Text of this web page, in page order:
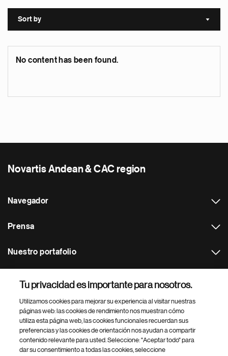
Sort by Sort
No content has been found.
Novartis Andean & CAC region
Navegador
Prensa
Nuestro portafolio
Footer Site Search
Tu privacidad es importante para nosotros.
Utilizamos cookies para mejorar su experiencia al visitar nuestras
páginas web: las cookies de rendimiento nos muestran cómo
utiliza esta página web, las cookies funcionales recuerdan sus
preferencias y las cookies de orientación nos ayudan a compartir
contenido relevante para usted. Seleccione: "Aceptar todo" para
dar su consentimiento a todas las cookies, seleccione